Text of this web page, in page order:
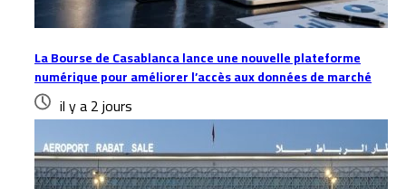
La Bourse de Casablanca lance une nouvelle plateforme
numérique pour améliorer l’accès aux données de marché
il y a 2 jours